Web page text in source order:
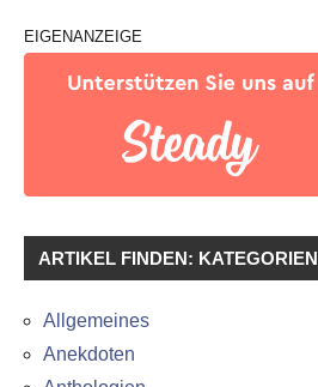
EIGENANZEIGE
ARTIKEL FINDEN: KATEGORIEN
Allgemeines
Anekdoten